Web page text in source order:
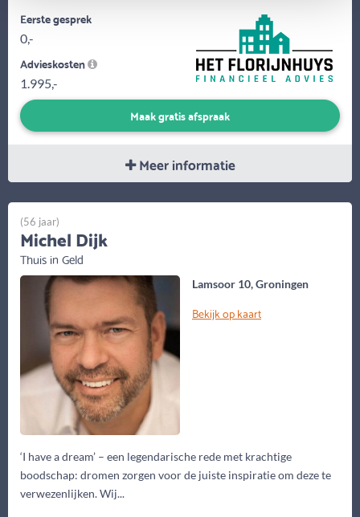
Eerste gesprek
0,-
Advieskosten
1.995,-
Maak gratis afspraak
Meer informatie
Lamsoor 10, Groningen
Bekijk op kaart
‘I have a dream’ – een legendarische rede met krachtige
boodschap: dromen zorgen voor de juiste inspiratie om deze te
verwezenlijken. Wij...
(56 jaar)
Michel Dijk
Thuis in Geld